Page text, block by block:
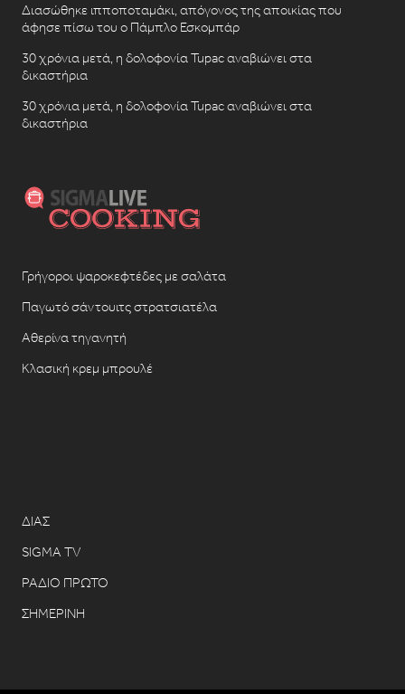
Διασώθηκε ιπποποταμάκι, απόγονος της αποικίας που
άφησε πίσω του ο Πάμπλο Εσκομπάρ
30 χρόνια μετά, η δολοφονία Tupac αναβιώνει στα
δικαστήρια
30 χρόνια μετά, η δολοφονία Tupac αναβιώνει στα
δικαστήρια
Γρήγοροι ψαροκεφτέδες με σαλάτα
Παγωτό σάντουιτς στρατσιατέλα
Αθερίνα τηγανητή
Κλασική κρεμ μπρουλέ
ΔΙΑΣ
SIGMA TV
ΡΑΔΙΟ ΠΡΩΤΟ
ΣΗΜΕΡΙΝΗ